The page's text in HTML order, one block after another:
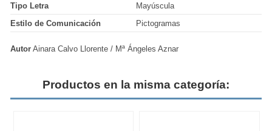
Tipo Letra
Mayúscula
Estilo de Comunicación
Pictogramas
Autor Ainara Calvo Llorente / Mª Ángeles Aznar
Productos en la misma categoría: